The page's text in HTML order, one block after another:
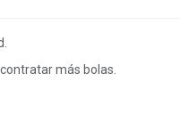
más bolas.